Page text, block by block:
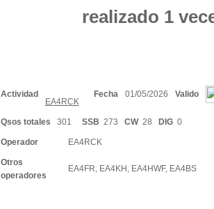
realizado 1
Actividad
EA4RCK
Fecha 01/05/2026 Valido
Qsos totales 301 SSB 273 CW28 DIG0
Operador EA4RCK
Otros
operadores
EA4FR, EA4KH, EA4HWF, EA4BS